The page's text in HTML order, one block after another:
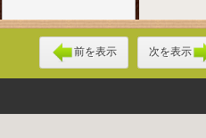
前を表示 次を表示